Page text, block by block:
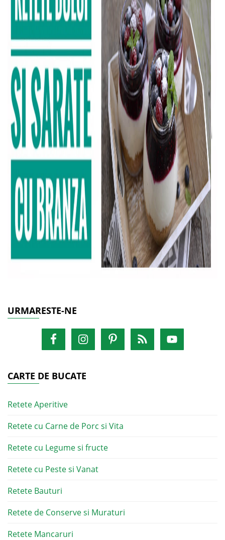
URMARESTE-NE
CARTE DE BUCATE
Retete Aperitive
Retete cu Carne de Porc si Vita
Retete cu Legume si fructe
Retete cu Peste si Vanat
Retete Bauturi
Retete de Conserve si Muraturi
Retete Mancaruri